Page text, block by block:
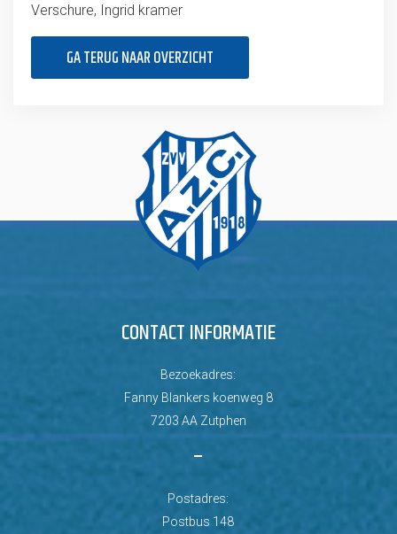
Verschure, Ingrid kramer
GA TERUG NAAR OVERZICHT
CONTACT INFORMATIE
Bezoekadres:
Fanny Blankers koenweg 8
7203 AA Zutphen
–
Postadres:
Postbus 148